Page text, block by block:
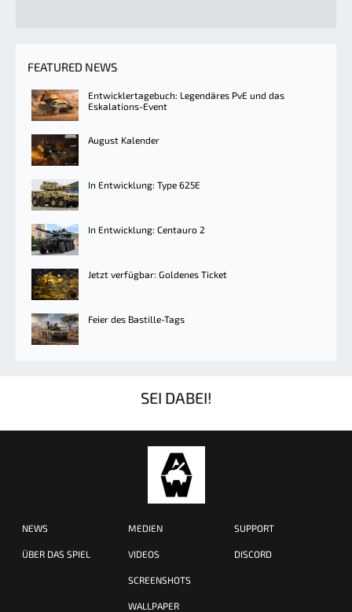
FEATURED NEWS
Entwicklertagebuch: Legendäres PvE und das
Eskalations-Event
August Kalender
In Entwicklung: Type 625E
In Entwicklung: Centauro 2
Jetzt verfügbar: Goldenes Ticket
Feier des Bastille-Tags
SEI DABEI!
NEWS
ÜBER DAS SPIEL
MEDIEN
VIDEOS
SCREENSHOTS
WALLPAPER
SUPPORT
DISCORD